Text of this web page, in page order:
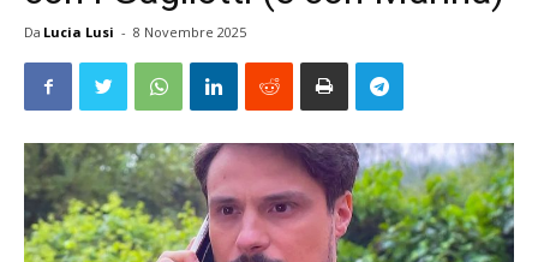
Da Lucia Lusi - 8 Novembre 2025